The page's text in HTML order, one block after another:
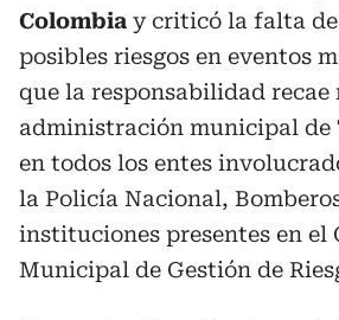
Colombia y criticó la falta
posibles riesgos en eventos
que la responsabilidad recae
administración municipal de
en todos los entes
la Policía Nacional,
instituciones presentes en el
Municipal de Gestión de